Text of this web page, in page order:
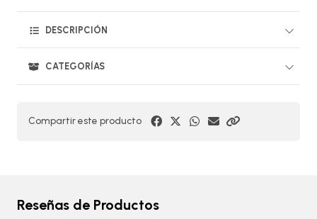
DESCRIPCIÓN
CATEGORÍAS
Compartir este producto
Reseñas de Productos